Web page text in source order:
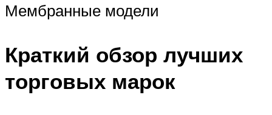
Мембранные модели
Краткий обзор лучших
торговых марок